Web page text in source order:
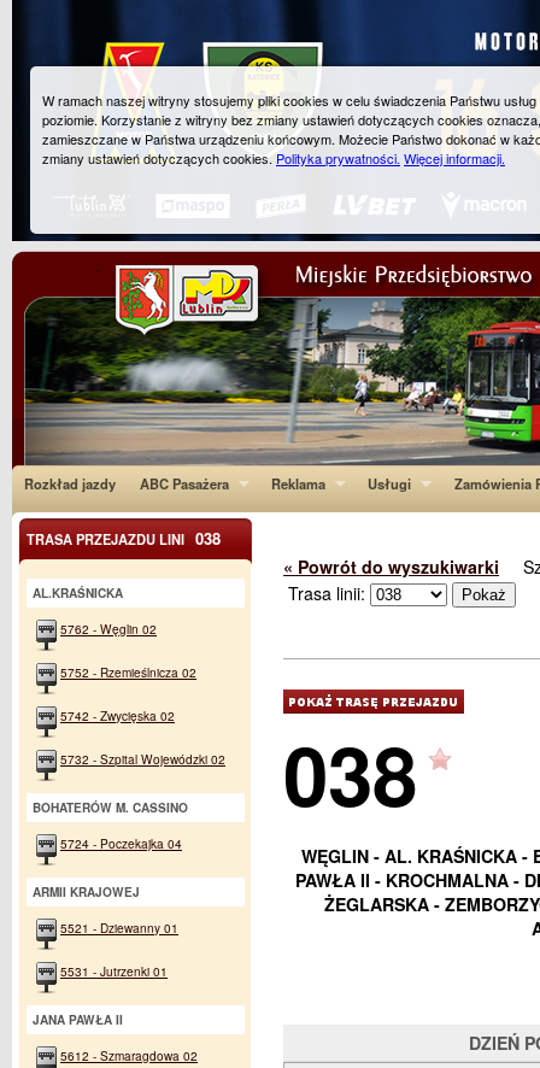
Rozkład jazdy ABC Pasażera Reklama Usługi Zamówienia
« Powrót do wyszukiwarki
Trasa linii:
038
WĘGLIN - AL. KRAŚNICKA -
PAWŁA II - KROCHMALNA -
ŻEGLARSKA -
DZIEŃ
TRASA PRZEJAZDU LINI 038
AL.KRAŚNICKA
5762 - Węglin 02
5752 - Rzemieślnicza 02
5742 - Zwycięska 02
5732 - Szpital Wojewódzki 02
BOHATERÓW M. CASSINO
5724 - Poczekajka 04
ARMII KRAJOWEJ
5521 - Dziewanny 01
5531 - Jutrzenki 01
JANA PAWŁA II
5612 - Szmaragdowa 02
W ramach naszej witryny stosujemy pliki cookies w celu świadczenia Państwu
poziomie. Korzystanie z witryny bez zmiany ustawień dotyczących cookies
zamieszczane w Państwa urządzeniu końcowym. Możecie Państwo dokonać w
zmiany ustawień dotyczących cookies.Polityka prywatności. Więcej informacji.